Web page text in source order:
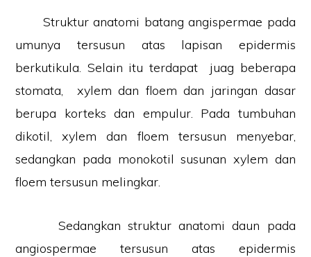
Struktur anatomi batang angispermae pada
umunya tersusun atas lapisan epidermis
berkutikula. Selain itu terdapat juag beberapa
stomata, xylem dan floem dan jaringan dasar
berupa korteks dan empulur. Pada tumbuhan
dikotil, xylem dan floem tersusun menyebar,
sedangkan pada monokotil susunan xylem dan
floem tersusun melingkar.
Sedangkan struktur anatomi daun pada
angiospermae tersusun atas epidermis